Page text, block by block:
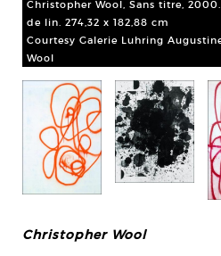
Christopher Wool, Sans titre,
de lin. 274,32 x 182,88 cm
Courtesy Galerie Luhring
Wool
Christopher Wool